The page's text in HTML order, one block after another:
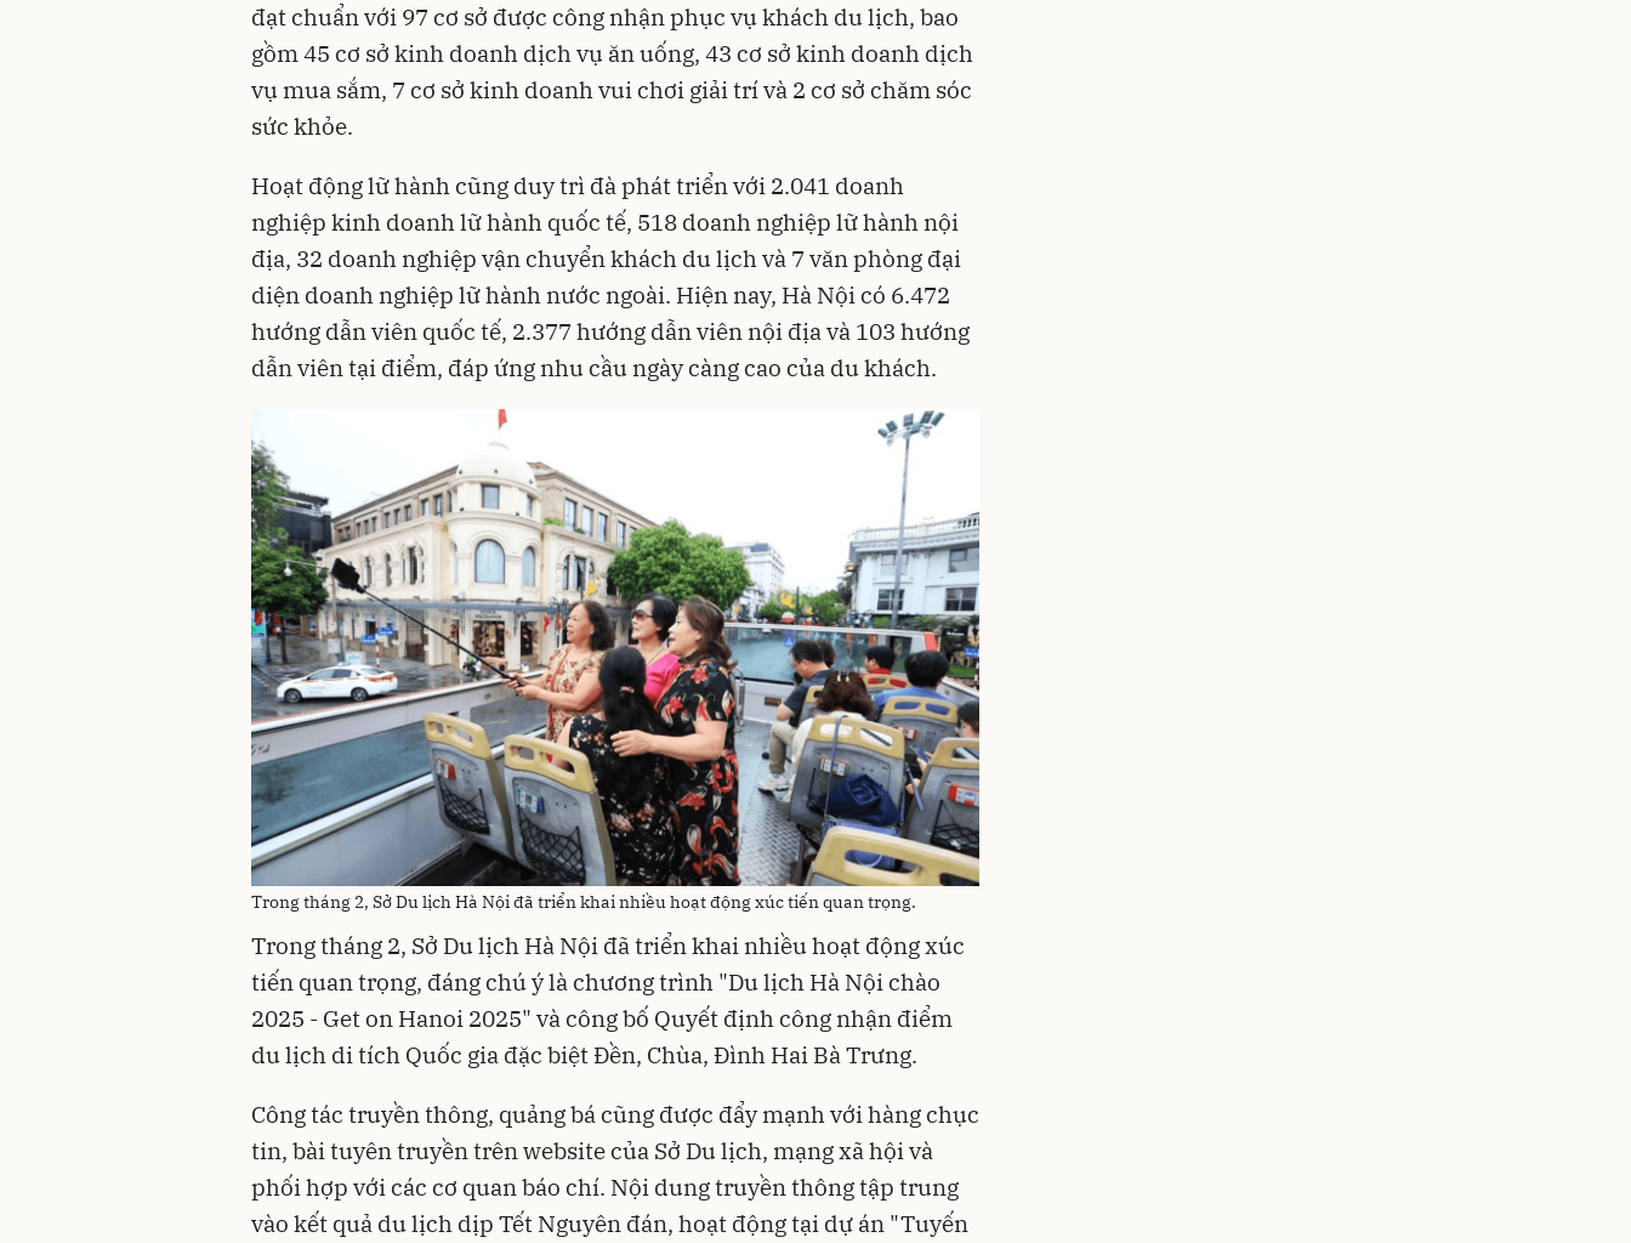
đạt chuẩn với 97 cơ sở được công nhận phục vụ khách du lịch, bao
gồm 45 cơ sở kinh doanh dịch vụ ăn uống, 43 cơ sở kinh doanh dịch
vụ mua sắm, 7 cơ sở kinh doanh vui chơi giải trí và 2 cơ sở chăm sóc
sức khỏe.
Hoạt động lữ hành cũng duy trì đà phát triển với 2.041 doanh
nghiệp kinh doanh lữ hành quốc tế, 518 doanh nghiệp lữ hành nội
địa, 32 doanh nghiệp vận chuyển khách du lịch và 7 văn phòng đại
diện doanh nghiệp lữ hành nước ngoài. Hiện nay, Hà Nội có 6.472
hướng dẫn viên quốc tế, 2.377 hướng dẫn viên nội địa và 103 hướng
dẫn viên tại điểm, đáp ứng nhu cầu ngày càng cao của du khách.
Trong tháng 2, Sở Du lịch Hà Nội đã triển khai nhiều hoạt động xúc tiến quan trọng.
Trong tháng 2, Sở Du lịch Hà Nội đã triển khai nhiều hoạt động xúc
tiến quan trọng, đáng chú ý là chương trình "Du lịch Hà Nội chào
2025 - Get on Hanoi 2025" và công bố Quyết định công nhận điểm
du lịch di tích Quốc gia đặc biệt Đền, Chùa, Đình Hai Bà Trưng.
Công tác truyền thông, quảng bá cũng được đẩy mạnh với hàng chục
tin, bài tuyên truyền trên website của Sở Du lịch, mạng xã hội và
phối hợp với các cơ quan báo chí. Nội dung truyền thông tập trung
vào kết quả du lịch dịp Tết Nguyên đán, hoạt động tại dự án "Tuyến